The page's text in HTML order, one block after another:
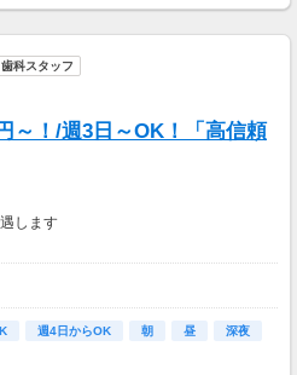
科スタッフ
～！/週3日～OK！「高信頼
します
週4日からOK 朝 昼
深夜